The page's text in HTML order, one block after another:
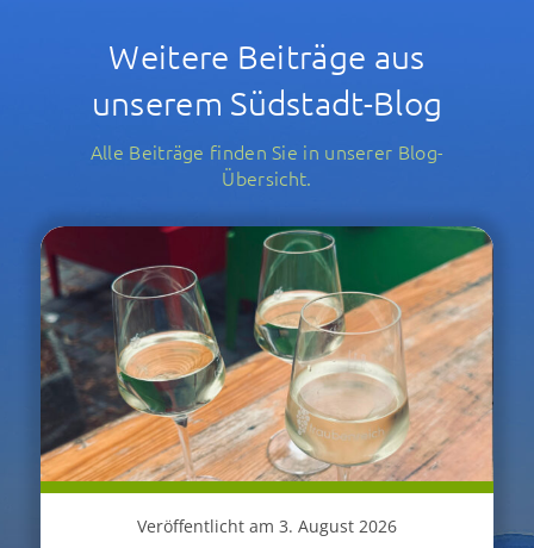
Weitere Beiträge aus
unserem Südstadt-Blog
Alle Beiträge finden Sie in unserer Blog-
Übersicht.
Veröffentlicht am 3. August 2026